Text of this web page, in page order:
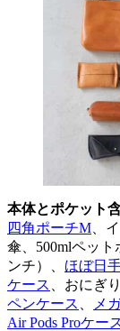
本体とポケット
四角ポーチM 、
傘、500mlペット
ンチ）、 ほぼ日
ケース
、おにぎ
ペンケース
メ
Air Pods Proケー